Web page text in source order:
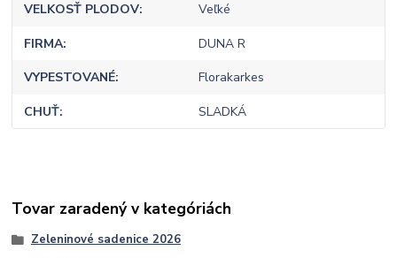
VELKOSŤ PLODOV Veľké
FIRMA DUNA R
VYPESTOVANÉ Florakarkes
CHUŤ SLADKÁ
Tovar zaradený v kategóriách
Zeleninové sadenice 2026